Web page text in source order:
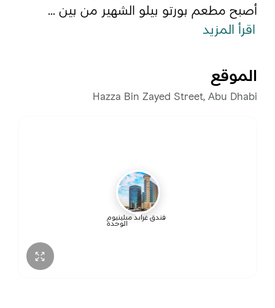
أصبح مطعم بورتو بيلو الشهير من بين ...
اقرأ المزيد
الموقع
Hazza Bin Zayed Street, Abu Dhabi
فندق غراند ميلينيوم
الوحدة